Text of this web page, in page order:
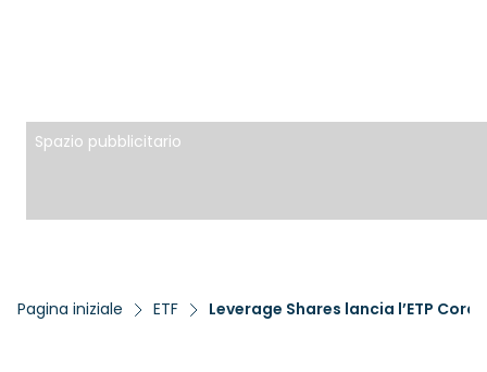
Spazio pubblicitario
Pagina iniziale ETF